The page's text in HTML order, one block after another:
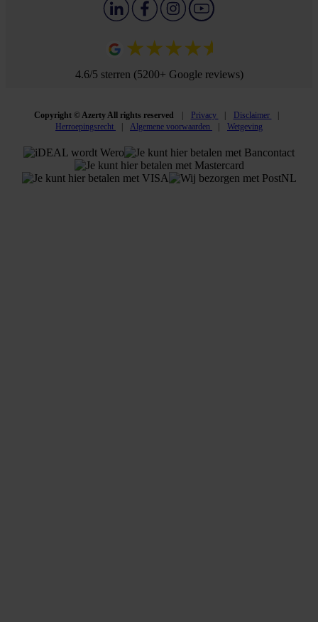
4.6/5 sterren (5200+ Google reviews)
Copyright © Azerty All rights reserved Privacy
Disclaimer
Herroepingsrecht
Algemene voorwaarden Wetgeving